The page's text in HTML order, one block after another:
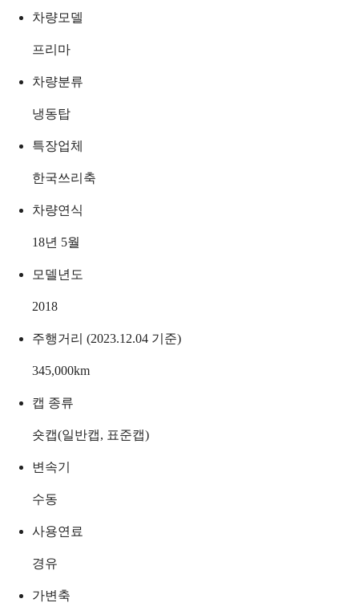
차량모델
프리마
차량분류
냉동탑
특장업체
한국쓰리축
차량연식
18년 5월
모델년도
2018
주행거리 (2023.12.04 기준)
345,000km
캡 종류
숏캡(일반캡, 표준캡)
변속기
수동
사용연료
경유
가변축